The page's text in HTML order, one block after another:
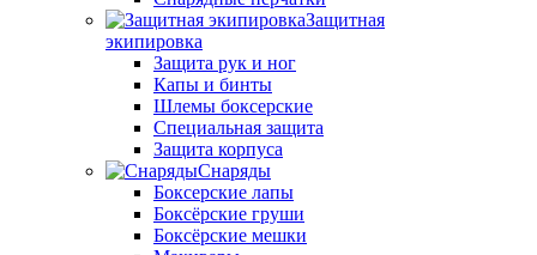
Защитная
экипировка
Защита рук и ног
Капы и бинты
Шлемы боксерские
Специальная защита
Защита корпуса
Снаряды
Боксерские лапы
Боксёрские груши
Боксёрские мешки